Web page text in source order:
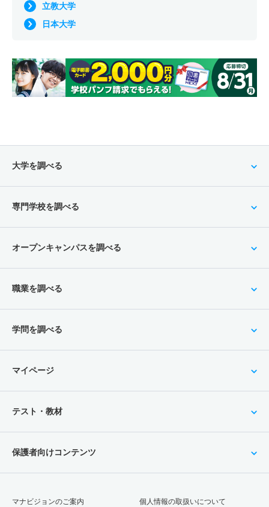
立教大学
日本大学
大学を調べる
専門学校を調べる
オープンキャンパスを調べる
職業を調べる
学問を調べる
マイページ
テスト・教材
保護者向けコンテンツ
マナビジョンのご案内 個人情報の取扱いについて